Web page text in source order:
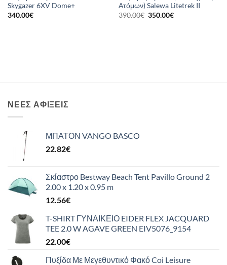
Skygazer 6XV Dome+
340.00€
Ατόμων) Salewa Litetrek II
390.00€ Original
350.00€Η
ΝΈΕΣ ΑΦΊΞΕΙΣ
ΜΠΑΤΟΝ VANGO BASCO
22.82€
Σκίαστρο Bestway Beach Tent Pavillo Ground 2
2.00 x 1.20 x 0.95 m
12.56€
T-SHIRT ΓΥΝΑΙΚΕΙΟ EIDER FLEX JACQUARD
TEE 2.0 W AGAVE GREEN EIV5076_9154
22.00€
Πυξίδα Με Μεγεθυντικό Φακό Coi Leisure